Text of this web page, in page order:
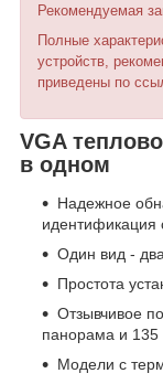
Рекомендуемая
Полные
устройств,
приведены по
VGA
в одном
Надежное
идентификация
Один вид -
Простота
Отзывчивое
панорама и 135
Модели с